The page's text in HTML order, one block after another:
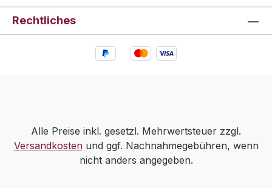
Rechtliches
Alle Preise inkl. gesetzl. Mehrwertsteuer zzgl.
Versandkostenund ggf. Nachnahmegebühren, wenn
nicht anders angegeben.